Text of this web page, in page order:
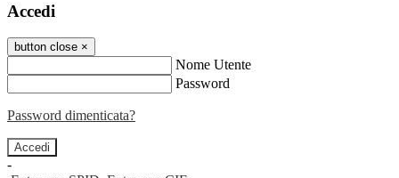
Accedi
button close ×
Nome Utente
Password
Password dimenticata?
-